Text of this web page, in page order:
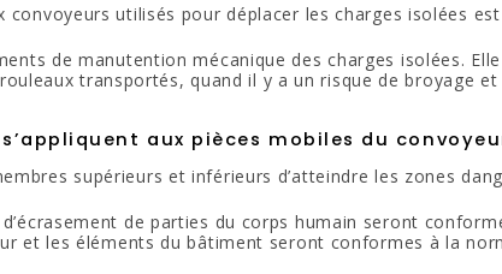
convoyeurs utilisés pour déplacer les charges isolées
de manutention mécanique des charges isolées.
transportés, quand il y a un risque de broyage
aux pièces mobiles du
supérieurs et inférieurs d’atteindre les zones
de parties du corps humain seront
et les éléments du bâtiment seront conformes à la